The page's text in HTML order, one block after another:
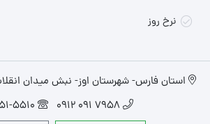
نرخ روز
استان فارس- شهرستان اوز- نبش میدان
7958 091 0912
5510